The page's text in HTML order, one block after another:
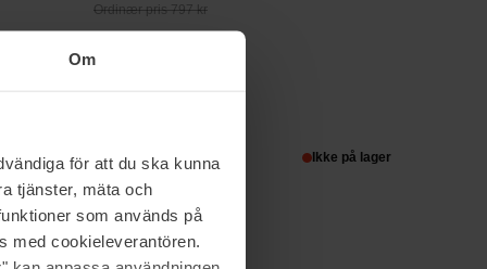
Om
för att du ska kunna
tjänster, mäta och
som används på
med cookieleverantören.
Ordinær pris 797 kr
1 085 kr Ikke på lager
Babor